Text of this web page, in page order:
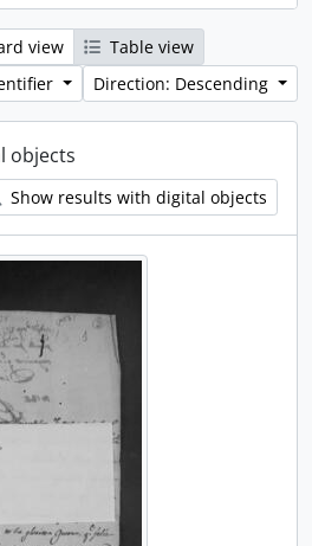
view
Table view
Direction: Descending
objects
Show results with digital objects